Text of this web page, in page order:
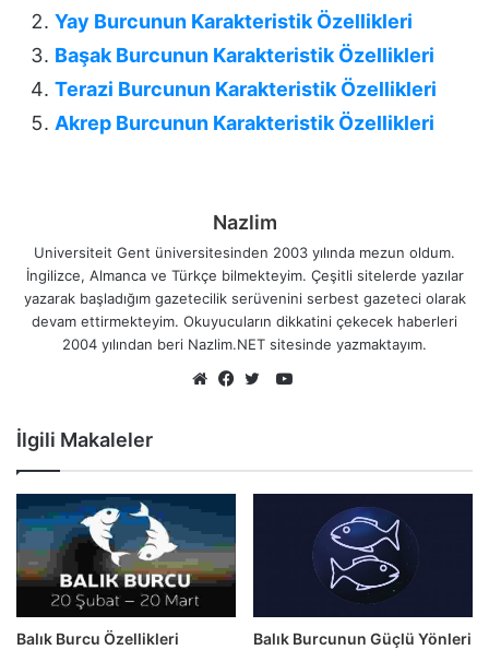
Yay Burcunun Karakteristik Özellikleri
Başak Burcunun Karakteristik Özellikleri
Terazi Burcunun Karakteristik Özellikleri
Akrep Burcunun Karakteristik Özellikleri
Nazlim
Universiteit Gent üniversitesinden 2003 yılında mezun oldum.
İngilizce, Almanca ve Türkçe bilmekteyim. Çeşitli sitelerde yazılar
yazarak başladığım gazetecilik serüvenini serbest gazeteci olarak
devam ettirmekteyim. Okuyucuların dikkatini çekecek haberleri
2004 yılından beri Nazlim.NET sitesinde yazmaktayım.
YouTube
İlgili Makaleler
Balık Burcu Özellikleri Balık Burcunun Güçlü Yönleri